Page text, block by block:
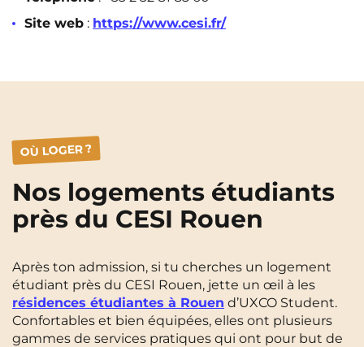
Site web : https://www.cesi.fr/
OÙ LOGER ?
Nos logements étudiants
près du CESI Rouen
Après ton admission, si tu cherches un logement
étudiant près du CESI Rouen, jette un œil à les
résidences étudiantes à Rouen d’UXCO Student.
Confortables et bien équipées, elles ont plusieurs
gammes de services pratiques qui ont pour but de